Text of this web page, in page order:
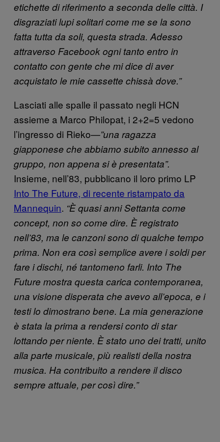
etichette di riferimento a seconda delle città. I
disgraziati lupi solitari come me se la sono
fatta tutta da soli, questa strada. Adesso
attraverso Facebook ogni tanto entro in
contatto con gente che mi dice di aver
acquistato le mie cassette chissà dove.”
Lasciati alle spalle il passato negli HCN
assieme a Marco Philopat, i 2+2=5 vedono
l’ingresso di Rieko—”una ragazza
giapponese che abbiamo subito annesso al
gruppo, non appena si è presentata”.
Insieme, nell’83, pubblicano il loro primo LP
Into The Future, di recente ristampato da
Mannequin. “È quasi anni Settanta come
concept, non so come dire. È registrato
nell’83, ma le canzoni sono di qualche tempo
prima. Non era così semplice avere i soldi per
fare i dischi, né tantomeno farli. Into The
Future mostra questa carica contemporanea,
una visione disperata che avevo all’epoca, e i
testi lo dimostrano bene. La mia generazione
è stata la prima a rendersi conto di star
lottando per niente. È stato uno dei tratti, unito
alla parte musicale, più realisti della nostra
musica. Ha contribuito a rendere il disco
sempre attuale, per così dire.”